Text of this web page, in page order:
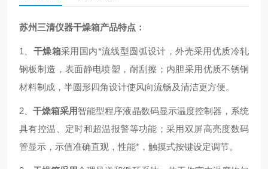
苏州三清仪器干燥箱产品特点：
1、 干燥箱采用国内*流线型圆弧设计，外壳采用优质冷轧
钢板制造，表面静电喷塑，耐刮擦；内胆采用优质不锈钢
材料制成，半圆形四角设计使风向流畅及清洁更方便。
2、干燥箱采用智能型程序液晶数码显示温度控制器 ，系统
具有控温、定时和超温报警等功能；采用双屏高亮度数码
管显示，示值准确直观，性能*，触摸式按键设定调节。